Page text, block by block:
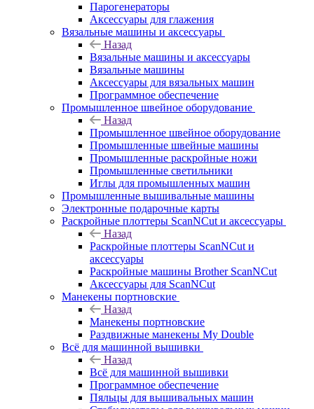
Парогенераторы
Аксессуары для глажения
Вязальные машины и аксессуары
Назад
Вязальные машины и аксессуары
Вязальные машины
Аксессуары для вязальных машин
Программное обеспечение
Промышленное швейное оборудование
Назад
Промышленное швейное оборудование
Промышленные швейные машины
Промышленные раскройные ножи
Промышленные светильники
Иглы для промышленных машин
Промышленные вышивальные машины
Электронные подарочные карты
Раскройные плоттеры ScanNCut и аксессуары
Назад
Раскройные плоттеры ScanNCut и
аксессуары
Раскройные машины Brother ScanNCut
Аксессуары для ScanNCut
Манекены портновские
Назад
Манекены портновские
Раздвижные манекены My Double
Всё для машинной вышивки
Назад
Всё для машинной вышивки
Программное обеспечение
Пяльцы для вышивальных машин